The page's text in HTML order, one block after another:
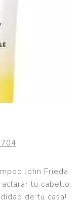
John Frieda
aclarar tu cabello
de tu casa!